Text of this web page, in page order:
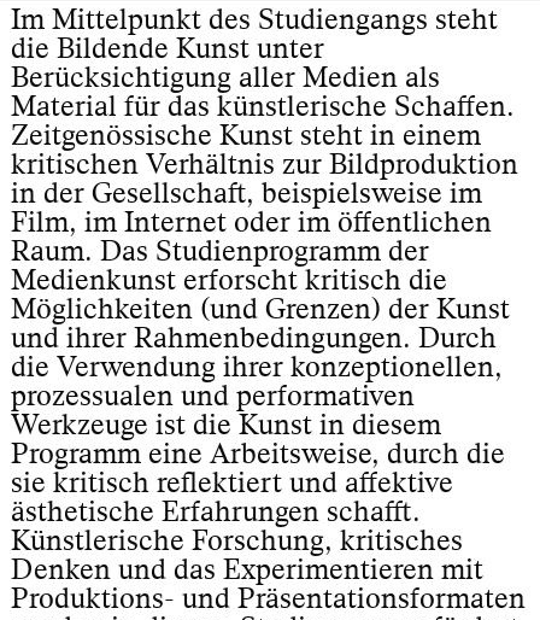
Im Mittelpunkt des Studiengangs steht
die Bildende Kunst unter
Berücksichtigung aller Medien als
Material für das künstlerische Schaffen.
Zeitgenössische Kunst steht in einem
kritischen Verhältnis zur Bildproduktion
in der Gesellschaft, beispielsweise im
Film, im Internet oder im öffentlichen
Raum. Das Studienprogramm der
Medienkunst erforscht kritisch die
Möglichkeiten (und Grenzen) der Kunst
und ihrer Rahmenbedingungen. Durch
die Verwendung ihrer konzeptionellen,
prozessualen und performativen
Werkzeuge ist die Kunst in diesem
Programm eine Arbeitsweise, durch die
sie kritisch reflektiert und affektive
ästhetische Erfahrungen schafft.
Künstlerische Forschung, kritisches
Denken und das Experimentieren mit
Produktions- und Präsentationsformaten